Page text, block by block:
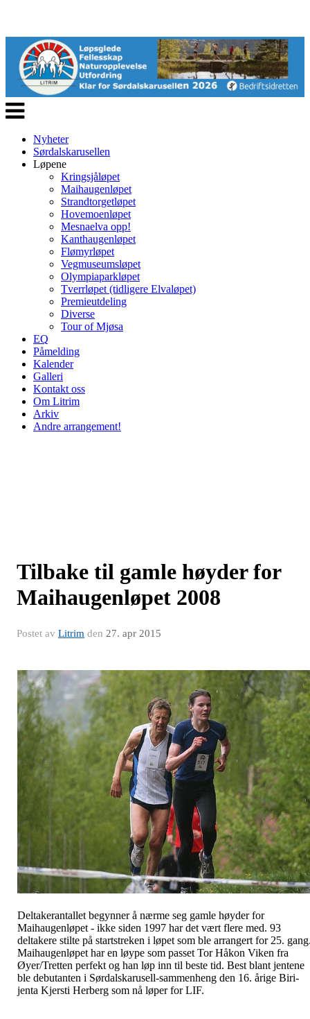
Veksle
navigasjon
Nyheter
Sørdalskarusellen
Løpene
Kringsjåløpet
Maihaugenløpet
Strandtorgetløpet
Hovemoenløpet
Mesnaelva opp!
Kanthaugenløpet
Flømyrløpet
Vegmuseumsløpet
Olympiaparkløpet
Tverrløpet (tidligere Elvaløpet)
Premieutdeling
Diverse
Tour of Mjøsa
EQ
Påmelding
Kalender
Galleri
Kontakt oss
Om Litrim
Arkiv
Andre arrangement!
Tilbake til gamle høyder for
Maihaugenløpet 2008
Postet av Litrim den 27. apr 2015
Deltakerantallet begynner å nærme seg gamle høyder for
Maihaugenløpet - ikke siden 1997 har det vært flere med. 93
deltakere stilte på startstreken i løpet som ble arrangert for 25.
Maihaugenløpet har en løype som passet Tor Håkon Viken fra
Øyer/Tretten perfekt og han løp inn til beste tid. Best blant jentene
ble debutanten i Sørdalskarusell-sammenheng den 16. årige Biri-
jenta Kjersti Herberg som nå løper for LIF.